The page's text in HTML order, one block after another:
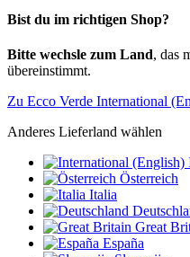
Bist du im richtigen Shop?
Bitte wechsle zum Land, das
übereinstimmt.
Zu Ecco Verde International
Anderes Lieferland wählen
Österreich
Italia
Great
España